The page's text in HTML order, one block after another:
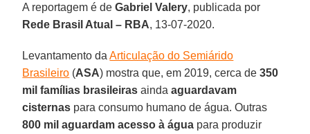
A reportagem é deGabriel Valery, publicada por
Rede Brasil Atual – RBA, 13-07-2020.
Levantamento daArticulação do Semiárido
Brasileiro (ASA) mostra que, em 2019, cerca de350
mil famílias brasileiras aindaaguardavam
cisternas para consumo humano de água. Outras
800 mil aguardam acesso à água para produzir